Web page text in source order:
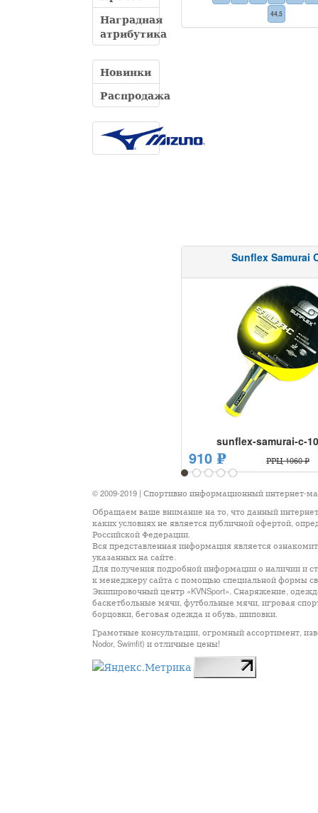
Наградная
атрибутика
Новинки
Распродажа
44.5
Sunflex Samurai
sunflex-samurai-c-
910 ₽
РРЦ 1060 ₽
1
2 3 4
5
© 2009-2019 | Спортивно информационный интернет-
Обращаем ваше внимание на то, что данный
каких условиях не является публичной офертой,
Российской Федерации.
Вся представленная информация является
указанных на сайте.
Для получения подробной информации о наличии и
к менеджеру сайта с помощью специальной формы
Экипировочный центр «KVNSport». Снаряжение,
баскетбольные мячи, футбольные мячи, игровая
борцовки, беговая одежда и обувь, шиповки.
Грамотные консультации, огромный ассортимент,
Nodor, Swimfit) и отличные цены!